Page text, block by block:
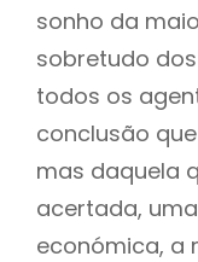
sonho da
sobretudo
todos os
conclusão
mas daquela
acertada,
económica, a